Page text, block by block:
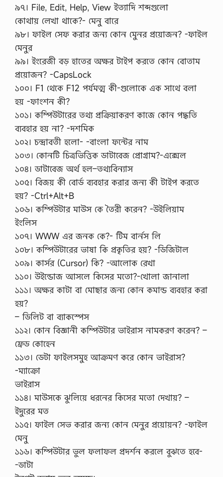
৯৭। File, Edit, Help, View ইত্যাদি শব্দগুলো
কোথায় লেখা থাকে?- মেনু বারে
৯৮। ফাইল সেফ করার জন্য কোন মেুনর প্রয়োজন? -ফাইল
মেনুর
৯৯। ইংরেজী বড় হাতের অক্ষর টাইপ করতে কোন বোতাম
প্রয়োজন? -CapsLock
১০০। F1 থেকে F12 পর্যমত্ম কী-গুলোকে এক সাথে বলা
হয় -ফাংশন কী?
১০১। কম্পিউটারের তথ্য প্রক্রিয়াকরণ কাজে কোন পদ্ধতি
ব্যবহার হয় না? -দশমিক
১০২। চন্দ্রাবতী হলো- -বাংলা ফন্টের নাম
১০৩। কোনটি চিত্রভিত্তিক ডাটাবেজ প্রোগ্রাম?-এক্সেল
১০৪। ডাটাবেজ অর্থ হল–তথ্যবিন্যাস
১০৫। বিজয় কী বোর্ড ব্যবহার করার জন্য কী টাইপ করতে
হয়? -Ctrl+Alt+B
১০৬। কম্পিউটার মাউস কে তৈরী করেন? -উইলিয়াম
ইংলিস
১০৭। WWW এর জনক কে?- টিম বার্নস লি
১০৮। কম্পিউটারের ভাষা কি প্রকৃতির হয়? -ডিজিটাল
১০৯। কার্সর (Cursor) কি? -আলোক রেখা
১১০। উইন্ডোজ আসলে কিসের মতো?-খোলা জানালা
১১১। অক্ষর কাটা বা মোছার জন্য কোন কমান্ড ব্যবহার করা
হয়?
– ডিলিট বা ব্যাকস্পেস
১১২। কোন বিজ্ঞানী কম্পিউটার ভাইরাস নামকরণ করেন? –
ফ্রেড কোহেন
১১৩। ডেটা ফাইলসমুহ আক্রমণ করে কোন ভাইরাস?
-ম্যাক্রো
ভাইরাস
১১৪। মাউসকে ঝুলিয়ে ধরনের কিসের মতো দেখায়? –
ইদুরের মত
১১৫। ফাইল সেভ করার জন্য কোন মেনুর প্রয়োয়ন? -ফাইল
মেনু
১১৬। কম্পিউটার ভুল ফলাফল প্রদর্শন করলে বুঝতে হবে-
-ডাটা